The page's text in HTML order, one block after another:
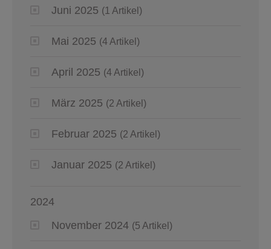
Juni 2025 (1 Artikel)
Mai 2025 (4 Artikel)
April 2025 (4 Artikel)
März 2025 (2 Artikel)
Februar 2025 (2 Artikel)
Januar 2025 (2 Artikel)
2024
November 2024 (5 Artikel)